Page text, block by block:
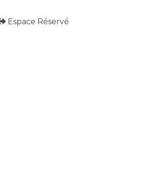
Espace Réservé